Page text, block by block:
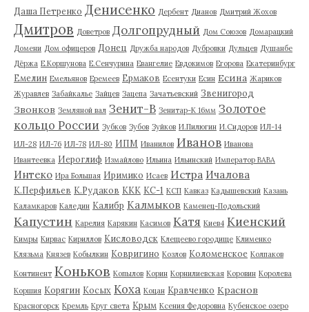
Даша Петренко Денисенко Дербент Дианов Дмитрий Жохов
Дмитров Доветров Долгопрудный Дом Союзов Домарацкий
Домени Дом офицеров Донец Дружба народов Дубровки Дульцев Душанбе
Дёржа Е.Коршунова Е.Сенчурина Евангелие Евдокимов Егорова Екатеринбург
Емелин Емельянов Еремеев Ермаков Есентуки Есин Есина Жариков
Журавлев Забайкалье Зайцев Зацепа Зачатьевский Звенигород
Звонков Земляной вал Зенит-В Зенитар-К 16мм Золотое
кольцо России Зубков Зубов Зуйков И.Пилюгин И.Сидоров ИЛ-14
ИЛ-28 ИЛ-76 ИЛ-78 ИЛ-80 ИПМ Иванилов Иванов Иванова
Ивантеевка Иероглиф Измайлово Ильина Ильинский Император ВАВА
Интеко Ира Большая Иримико Исаев Истра Ичалова
К.Перфильев К.Рудаков ККК КС-1 КСП Кавказ Кадышевский Казань
Каламкаров Каледин Калибр Калмыков Каменец-Подольский
Капустин Карелия Карякин Касимов Катя Киев4 Киенский
Кимры Кирвас Кириллов Кисловодск Клещеево городище Клименко
Клязьма Князев Кобылкин Ковригино Козлов Коломенское Колпаков
Континент Коньков Копылов Корин Корнилиевская Коровин Королева
Коршия Корягин Косых Коха Коцан Кравченко Краснов
Красногорск Кремль Круг света Крым Ксения Федоровна Кубенское озеро